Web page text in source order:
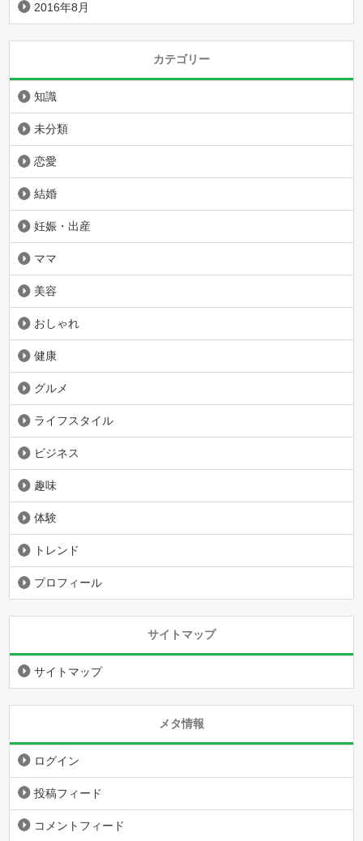
2016年8月
カテゴリー
知識
未分類
恋愛
結婚
妊娠・出産
ママ
美容
おしゃれ
健康
グルメ
ライフスタイル
ビジネス
趣味
体験
トレンド
プロフィール
サイトマップ
サイトマップ
メタ情報
ログイン
投稿フィード
コメントフィード